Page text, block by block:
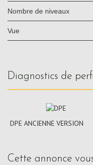
Nombre de niveaux
Vue
diagnostics de
DPE ANCIENNE VERSION
cette annonce